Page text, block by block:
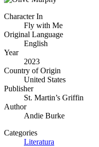
Character In
Fly with Me
Original Language
English
Year
2023
Country of Origin
United States
Publisher
St. Martin’s Griffin
Author
Andie Burke
Categories
Literatura